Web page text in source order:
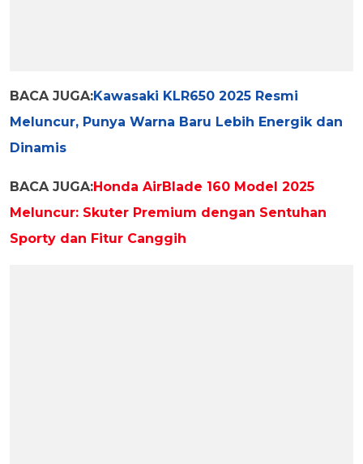
BACA JUGA:Kawasaki KLR650 2025 Resmi
Meluncur, Punya Warna Baru Lebih Energik dan
Dinamis
BACA JUGA:Honda AirBlade 160 Model 2025
Meluncur: Skuter Premium dengan Sentuhan
Sporty dan Fitur Canggih